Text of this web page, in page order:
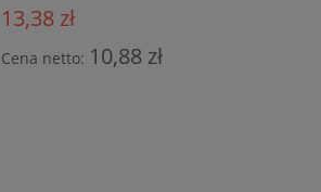
13,38 zł
Cena netto: 10,88 zł